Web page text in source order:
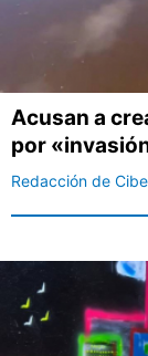
Acusan a
por
Redacción de